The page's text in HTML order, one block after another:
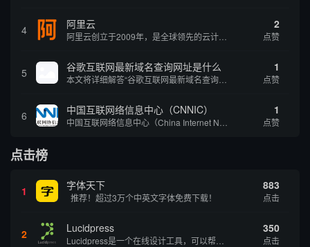
4 阿里云 2
点赞
5 谷歌互联网最新域名查询网址是什么 1
点赞
6 中国互联网络信息中心（CNNIC） 1
点赞
点击榜
1 字体天下
推荐！超过3万个中英文字体免费下载！
883
点击
2 Lucidpress 350
点击